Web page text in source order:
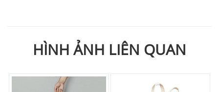
HÌNH ẢNH LIÊN QUAN